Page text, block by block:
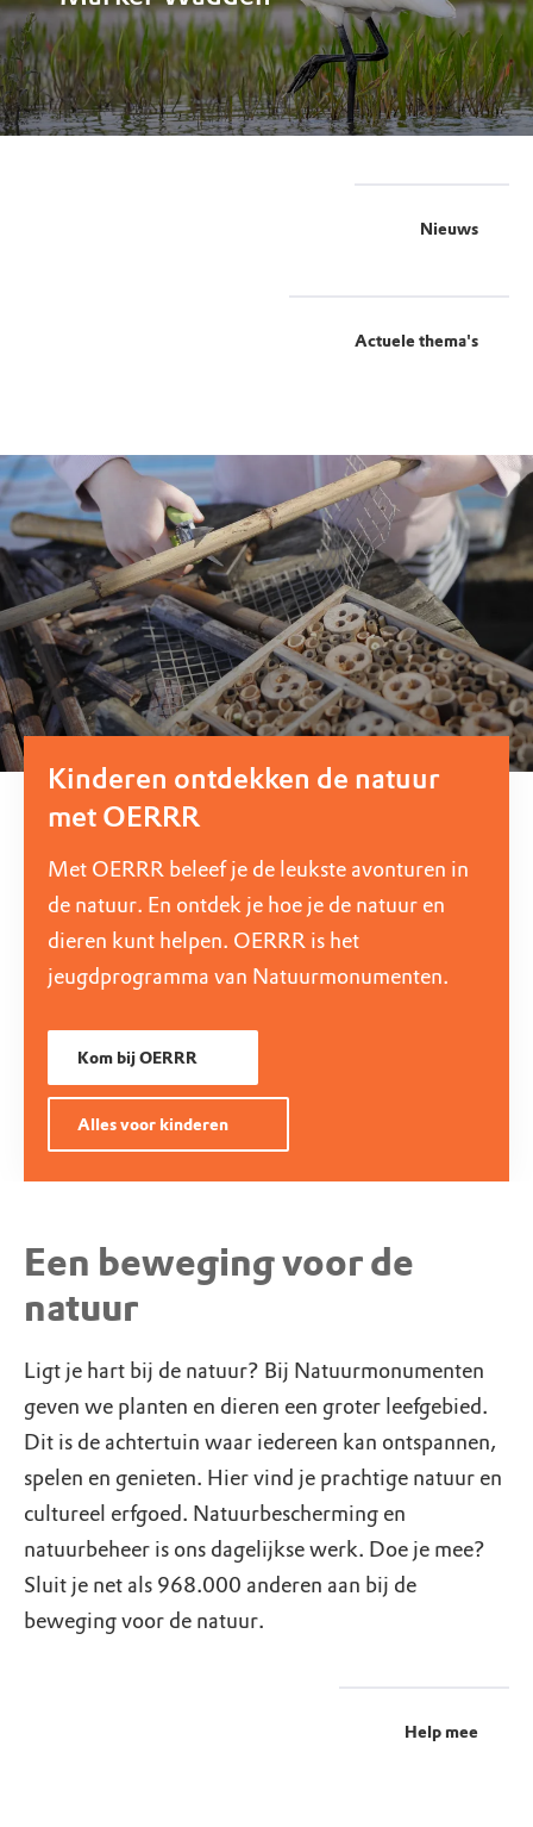
Nieuws
Actuele thema's
Kinderen ontdekken de natuur
met OERRR
Met OERRR beleef je de leukste avonturen in
de natuur. En ontdek je hoe je de natuur en
dieren kunt helpen. OERRR is het
jeugdprogramma van Natuurmonumenten.
Kom bij OERRR
Alles voor kinderen
Een beweging voor de
natuur
Ligt je hart bij de natuur? Bij Natuurmonumenten
geven we planten en dieren een groter leefgebied.
Dit is de achtertuin waar iedereen kan ontspannen,
spelen en genieten. Hier vind je prachtige natuur en
cultureel erfgoed. Natuurbescherming en
natuurbeheer is ons dagelijkse werk. Doe je mee?
Sluit je net als 968.000 anderen aan bij de
beweging voor de natuur.
Help mee